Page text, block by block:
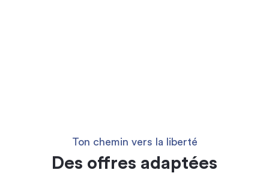
Ton chemin vers la liberté
Des offres adaptées